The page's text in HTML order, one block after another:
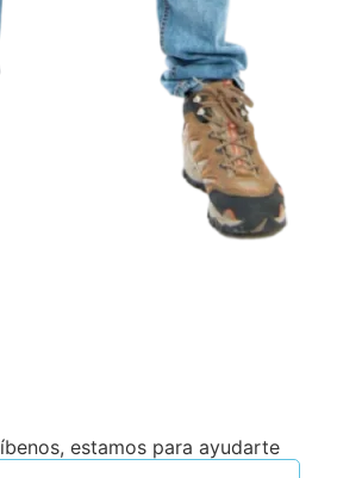
estamos para ayudarte